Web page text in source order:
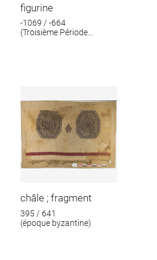
figurine
-1069 / -664
(Troisième Période
châle ; fragment
395 / 641
(époque byzantine)